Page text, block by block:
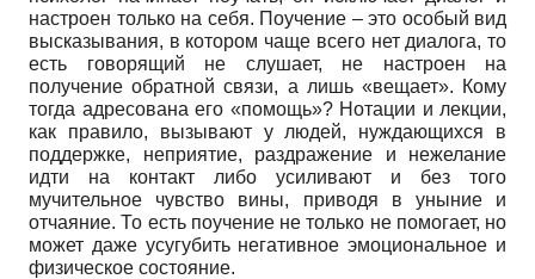
настроен только на себя. Поучение – это особый вид
высказывания, в котором чаще всего нет диалога, то
есть говорящий не слушает, не настроен на
получение обратной связи, а лишь «вещает». Кому
тогда адресована его «помощь»? Нотации и лекции,
как правило, вызывают у людей, нуждающихся в
поддержке, неприятие, раздражение и нежелание
идти на контакт либо усиливают и без того
мучительное чувство вины, приводя в уныние и
отчаяние. То есть поучение не только не помогает, но
может даже усугубить негативное эмоциональное и
физическое состояние.